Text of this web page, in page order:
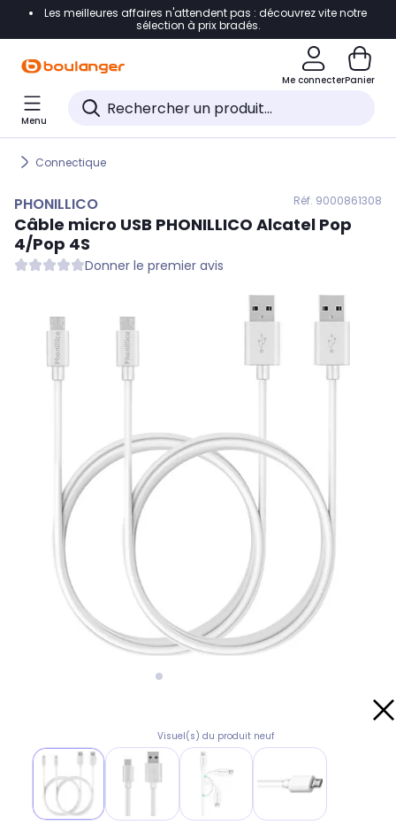
Accéder directement à la navigation
Accéder directement au pied de page
Accéder directement au chatbot
Les meilleures affaires n'attendent pas : découvrez vite notre
sélection à prix bradés.
Me connecterPanier
Menu
Connectique
PHONILLICO Réf. 9000861308
Câble micro USB PHONILLICO Alcatel Pop
4/Pop 4S
Donner le premier avis
Visuel(s) du produit neuf